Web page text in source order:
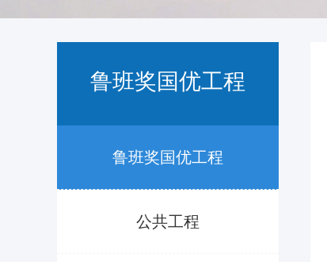
鲁班奖国优工程
鲁班奖国优工程
公共工程